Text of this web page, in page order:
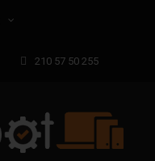
210 57 50 255